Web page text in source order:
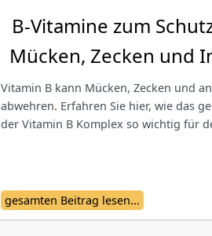
B-Vitamine zum
Mücken, Zecken und
Vitamin B kann Mücken, Zecken und
abwehren. Erfahren Sie hier, wie das
der Vitamin B Komplex so wichtig für
gesamten Beitrag lesen...